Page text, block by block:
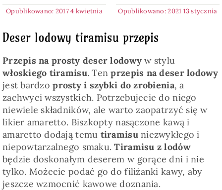
Opublikowano: 2017 4 kwietnia Opublikowano: 2021 13 stycznia
Deser lodowy tiramisu przepis
Przepis na prosty deser lodowy w stylu
włoskiego tiramisu. Ten przepis na deser lodowy
jest bardzoprosty i szybki do zrobienia, a
zachwyci wszystkich. Potrzebujecie do niego
niewiele składników, ale warto zaopatrzyć się w
likier amaretto. Biszkopty nasączone kawą i
amaretto dodają temu tiramisuniezwykłego i
niepowtarzalnego smaku.Tiramisu z lodów
będzie doskonałym deserem w gorące dni i nie
tylko. Możecie podać go do filiżanki kawy, aby
jeszcze wzmocnić kawowe doznania.